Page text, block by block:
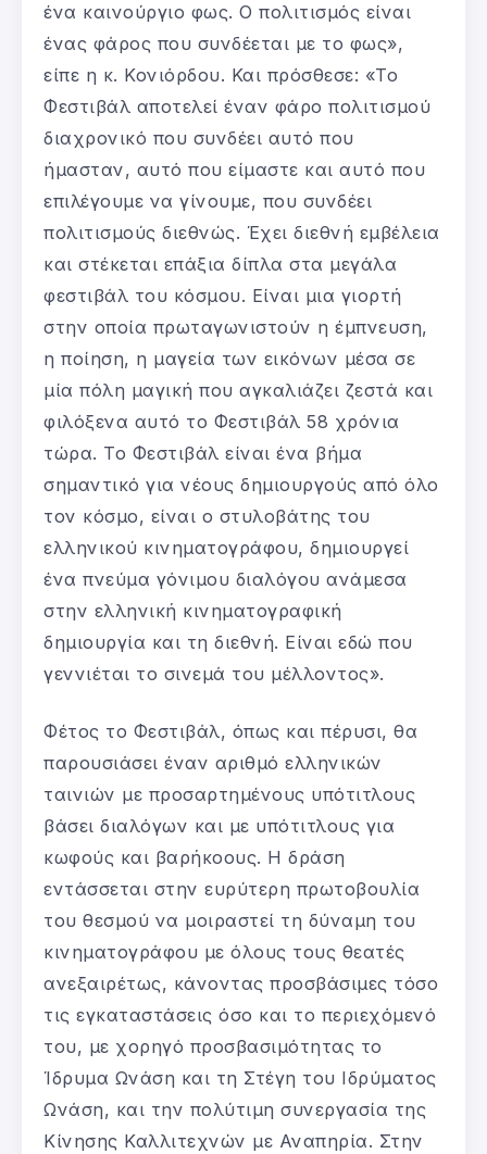
ένα καινούργιο φως. Ο πολιτισμός είναι
ένας φάρος που συνδέεται με το φως»,
είπε η κ. Κονιόρδου. Και πρόσθεσε: «Το
Φεστιβάλ αποτελεί έναν φάρο πολιτισμού
διαχρονικό που συνδέει αυτό που
ήμασταν, αυτό που είμαστε και αυτό που
επιλέγουμε να γίνουμε, που συνδέει
πολιτισμούς διεθνώς. Έχει διεθνή εμβέλεια
και στέκεται επάξια δίπλα στα μεγάλα
φεστιβάλ του κόσμου. Είναι μια γιορτή
στην οποία πρωταγωνιστούν η έμπνευση,
η ποίηση, η μαγεία των εικόνων μέσα σε
μία πόλη μαγική που αγκαλιάζει ζεστά και
φιλόξενα αυτό το Φεστιβάλ 58 χρόνια
τώρα. Το Φεστιβάλ είναι ένα βήμα
σημαντικό για νέους δημιουργούς από όλο
τον κόσμο, είναι ο στυλοβάτης του
ελληνικού κινηματογράφου, δημιουργεί
ένα πνεύμα γόνιμου διαλόγου ανάμεσα
στην ελληνική κινηματογραφική
δημιουργία και τη διεθνή. Είναι εδώ που
γεννιέται το σινεμά του μέλλοντος».
Φέτος το Φεστιβάλ, όπως και πέρυσι, θα
παρουσιάσει έναν αριθμό ελληνικών
ταινιών με προσαρτημένους υπότιτλους
βάσει διαλόγων και με υπότιτλους για
κωφούς και βαρήκοους. Η δράση
εντάσσεται στην ευρύτερη πρωτοβουλία
του θεσμού να μοιραστεί τη δύναμη του
κινηματογράφου με όλους τους θεατές
ανεξαιρέτως, κάνοντας προσβάσιμες τόσο
τις εγκαταστάσεις όσο και το περιεχόμενό
του, με χορηγό προσβασιμότητας το
Ίδρυμα Ωνάση και τη Στέγη του Ιδρύματος
Ωνάση, και την πολύτιμη συνεργασία της
Κίνησης Καλλιτεχνών με Αναπηρία. Στην